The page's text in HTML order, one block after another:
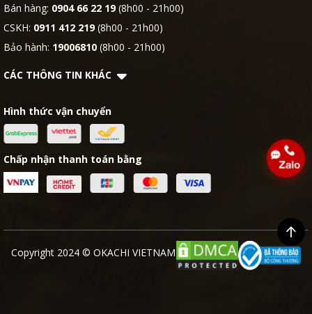
Bán hàng: 0904 66 22 19(8h00 - 21h00)
CSKH: 0911 412 219(8h00 - 21h00)
Bảo hành: 19006810 (8h00 - 21h00)
CÁC THÔNG TIN KHÁC
Hình thức vận chuyển
Chấp nhận thanh toán bằng
Copyright 2024 © OKACHI VIETNAM